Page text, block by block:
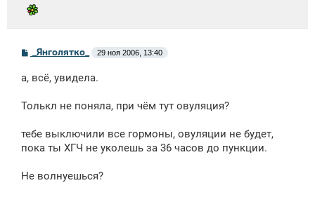
б
н
е
_Янголятко_ 29 ноя 2006, 13:40
а, всё, увидела.
Толькл не поняла, при чём тут овуляция?
тебе выключили все гормоны, овуляции не будет,
пока ты ХГЧ не уколешь за 36 часов до пункции.
Не волнуешься?